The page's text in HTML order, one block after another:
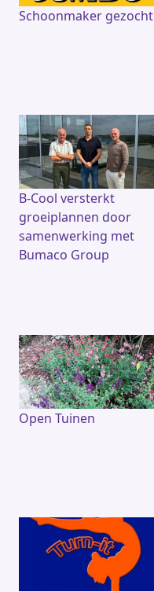
Schoonmaker gezocht
B-Cool versterkt
groeiplannen door
samenwerking met
Bumaco Group
Open Tuinen